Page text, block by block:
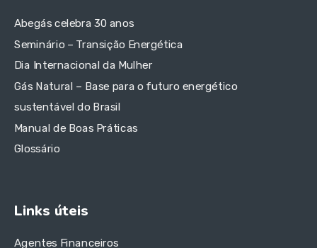
Abegás celebra 30 anos
Seminário – Transição Energética
Dia Internacional da Mulher
Gás Natural – Base para o futuro energético
sustentável do Brasil
Manual de Boas Práticas
Glossário
Links úteis
Agentes Financeiros